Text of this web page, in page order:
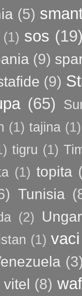
(5)
(1) sos
(9)
(9)
(65)
(1) tajina (1)
tigru (1)
(1) topita
Tunisia
(2)
(1) vaci
vitel (8)